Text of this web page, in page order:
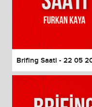
Brifing Saati - 22 05